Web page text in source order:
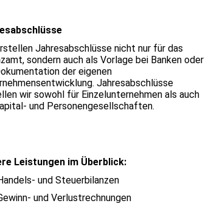
Jahresabschlüsse nicht nur für das
sondern auch als Vorlage bei Banken oder
der eigenen
Jahresabschlüsse
wir sowohl für Einzelunternehmen als auch
und Personengesellschaften.
Leistungen im Überblick:
und Steuerbilanzen
und Verlustrechnungen